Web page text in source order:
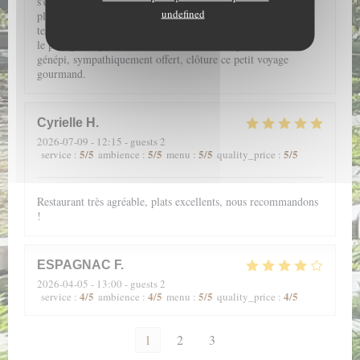
undefined
plats fins et légers. De l'entrée au dessert, une farandole de
textures douces au caractère souligné, vous accompagne pour
le plus grand plaisir de la bouche. Enfin, le petit verre de
génépi, sympathiquement offert, clôture ce petit voyage
gourmand.
Cyrielle H
2026-07-09 - 12:15 - guests 2
service : 5/5 ambience : 5/5 menu : 5/5 quality_price : 5/5
Restaurant très agréable, plats excellents, nous recommandons
!
ESPAGNAC F
2026-04-05 - 13:00 - guests 2
service : 4/5 ambience : 4/5 menu : 5/5 quality_price : 4/5
1 2 3